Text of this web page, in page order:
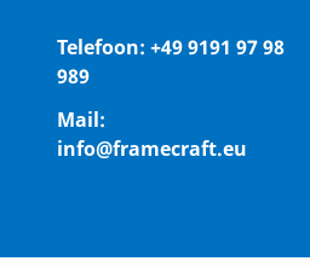
Telefoon: +49 9191 97 98
989
Mail:
info@framecraft.eu